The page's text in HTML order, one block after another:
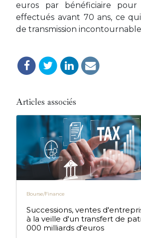
euros par bénéficiaire pour
effectués avant 70 ans, ce
de transmission
Articles associés
Bourse/Finance
Successions, ventes
à la veille d'un transfert de
000 milliards d'euros